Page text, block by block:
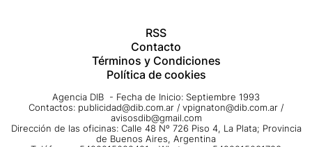
RSS
Contacto
Términos y Condiciones
Política de cookies
Agencia DIB - Fecha de Inicio: Septiembre 1993
Contactos: publicidad@dib.com.ar / vpignaton@dib.com.ar /
avisosdib@gmail.com
Dirección de las oficinas: Calle 48 Nº 726 Piso 4, La Plata; Provincia
de Buenos Aires, Argentina